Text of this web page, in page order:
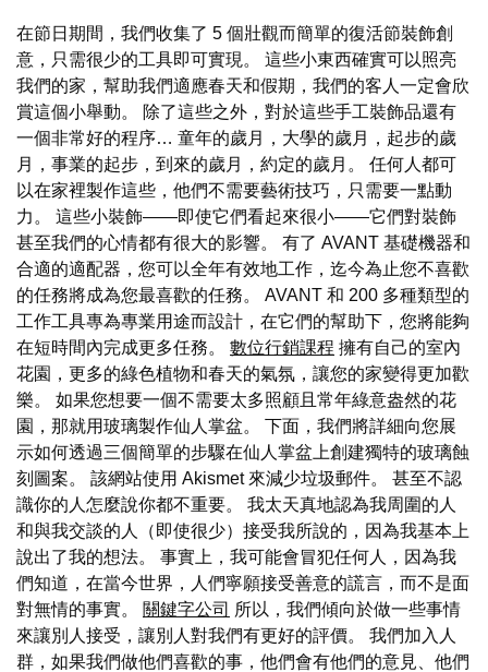
在節日期間，我們收集了 5 個壯觀而簡單的復活節裝飾創
意，只需很少的工具即可實現。 這些小東西確實可以照亮
我們的家，幫助我們適應春天和假期，我們的客人一定會欣
賞這個小舉動。 除了這些之外，對於這些手工裝飾品還有
一個非常好的程序… 童年的歲月，大學的歲月，起步的歲
月，事業的起步，到來的歲月，約定的歲月。 任何人都可
以在家裡製作這些，他們不需要藝術技巧，只需要一點動
力。 這些小裝飾——即使它們看起來很小——它們對裝飾
甚至我們的心情都有很大的影響。 有了 AVANT 基礎機器和
合適的適配器，您可以全年有效地工作，迄今為止您不喜歡
的任務將成為您最喜歡的任務。 AVANT 和 200 多種類型的
工作工具專為專業用途而設計，在它們的幫助下，您將能夠
在短時間內完成更多任務。 數位行銷課程 擁有自己的室內
花園，更多的綠色植物和春天的氣氛，讓您的家變得更加歡
樂。 如果您想要一個不需要太多照顧且常年綠意盎然的花
園，那就用玻璃製作仙人掌盆。 下面，我們將詳細向您展
示如何透過三個簡單的步驟在仙人掌盆上創建獨特的玻璃蝕
刻圖案。 該網站使用 Akismet 來減少垃圾郵件。 甚至不認
識你的人怎麼說你都不重要。 我太天真地認為我周圍的人
和與我交談的人（即使很少）接受我所說的，因為我基本上
說出了我的想法。 事實上，我可能會冒犯任何人，因為我
們知道，在當今世界，人們寧願接受善意的謊言，而不是面
對無情的事實。 關鍵字公司 所以，我們傾向於做一些事情
來讓別人接受，讓別人對我們有更好的評價。 我們加入人
群，如果我們做他們喜歡的事，他們會有他們的意見、他們